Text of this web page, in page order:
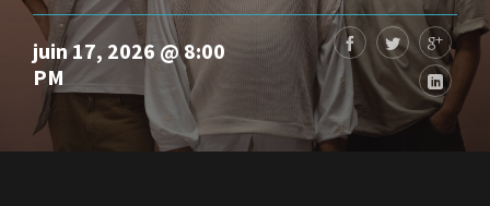
juin 17, 2026 @ 8:00
PM